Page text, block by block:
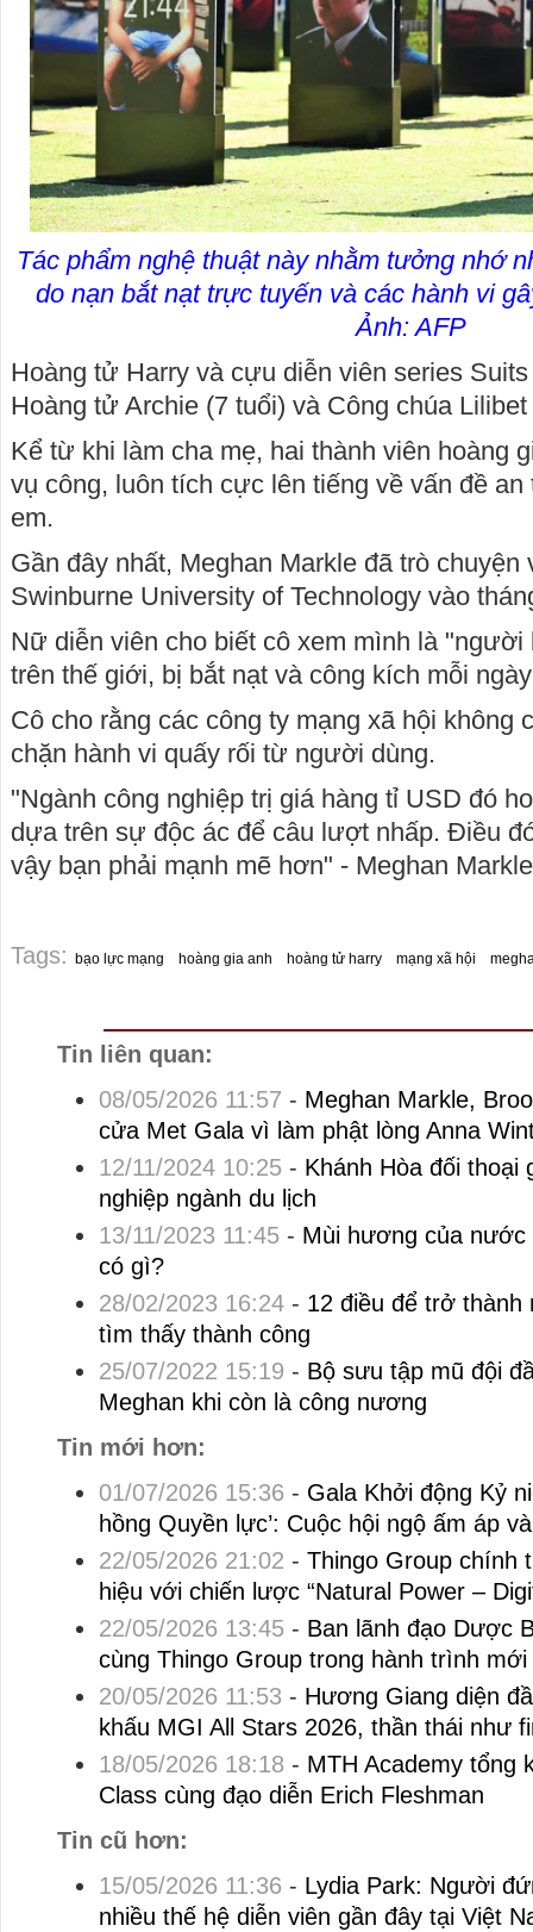
Tác phẩm nghệ thuật này nhằm tưởng nhớ
do nạn bắt nạt trực tuyến và các hành vi
Ảnh: AFP
Hoàng tử Harry và cựu diễn viên series
Hoàng tử Archie (7 tuổi) và Công chúa
Kể từ khi làm cha mẹ, hai thành viên hoàng
vụ công, luôn tích cực lên tiếng về vấn đề
em.
Gần đây nhất, Meghan Markle đã trò chuyện
Swinburne University of Technology vào
Nữ diễn viên cho biết cô xem mình là "người
trên thế giới, bị bắt nạt và công kích mỗi
Cô cho rằng các công ty mạng xã hội không
chặn hành vi quấy rối từ người dùng.
"Ngành công nghiệp trị giá hàng tỉ USD đó
dựa trên sự độc ác để câu lượt nhấp. Điều
vậy bạn phải mạnh mẽ hơn" - Meghan
Tags: bạo lực mạng hoàng gia anh hoàng tử harry mạng xã hội
Tin liên quan:
08/05/2026 11:57 - Meghan Markle,
cửa Met Gala vì làm phật lòng Anna
12/11/2024 10:25- Khánh Hòa đối thoại
nghiệp ngành du lịch
13/11/2023 11:45- Mùi hương của nước
có gì?
28/02/2023 16:24- 12 điều để trở
tìm thấy thành công
25/07/2022 15:19 - Bộ sưu tập mũ đội
Meghan khi còn là công nương
Tin mới hơn:
01/07/2026 15:36 - Gala Khởi động Kỷ
hồng Quyền lực’: Cuộc hội ngộ ấm áp
22/05/2026 21:02 - Thingo Group chính
hiệu với chiến lược “Natural Power –
22/05/2026 13:45- Ban lãnh đạo Dược
cùng Thingo Group trong hành trình mới
20/05/2026 11:53 - Hương Giang diện
khấu MGI All Stars 2026, thần thái như
18/05/2026 18:18 - MTH Academy tổng
Class cùng đạo diễn Erich Fleshman
Tin cũ hơn:
15/05/2026 11:36 - Lydia Park: Người
nhiều thế hệ diễn viên gần đây tại Việt